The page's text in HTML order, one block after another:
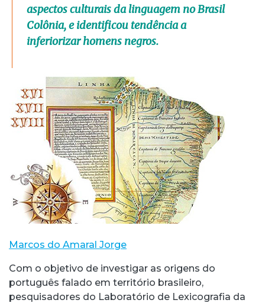
aspectos culturais da linguagem no Brasil
Colônia, e identificou tendência a
inferiorizar homens negros.
Marcos do Amaral Jorge
Com o objetivo de investigar as origens do
português falado em território brasileiro,
pesquisadores do Laboratório de Lexicografia da